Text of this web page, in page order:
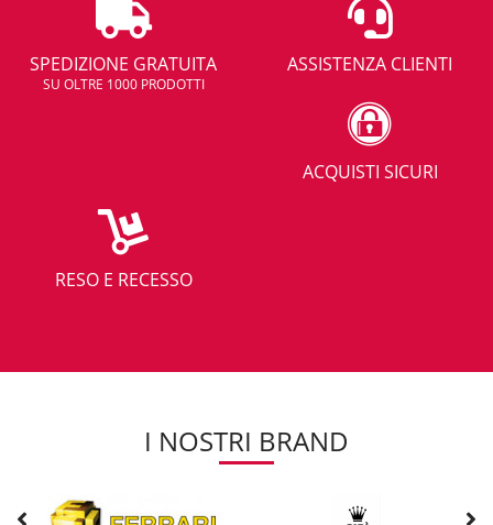
SPEDIZIONE GRATUITA
SU OLTRE 1000 PRODOTTI
ASSISTENZA CLIENTI
ACQUISTI SICURI
RESO E RECESSO
I NOSTRI BRAND